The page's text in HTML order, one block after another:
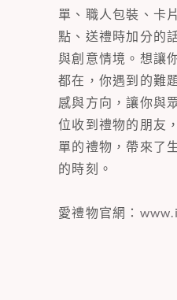
單、職人包裝、卡
點、送禮時加分的
與創意情境。想讓
都在，你遇到的難
感與方向，讓你與
位收到禮物的朋友
單的禮物，帶來了
的時刻。
愛禮物官網：